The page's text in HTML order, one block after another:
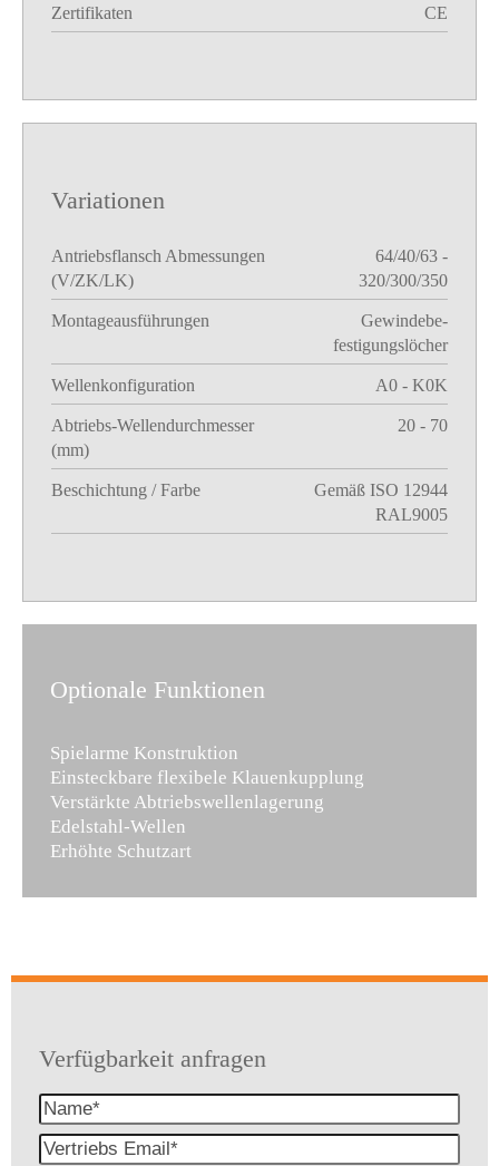
Zertifikaten CE
Variationen
Antriebsflansch Abmessungen
(V/ZK/LK)
64/40/63 -
320/300/350
Montageausführungen
Gewindebe-
festigungslöcher
Wellenkonfiguration A0 - K0K
Abtriebs-Wellendurchmesser
(mm)
20 - 70
Beschichtung / Farbe
Gemäß ISO 12944
RAL9005
Optionale Funktionen
Spielarme Konstruktion
Einsteckbare flexibele Klauenkupplung
Verstärkte Abtriebswellenlagerung
Edelstahl-Wellen
Erhöhte Schutzart
Verfügbarkeit anfragen